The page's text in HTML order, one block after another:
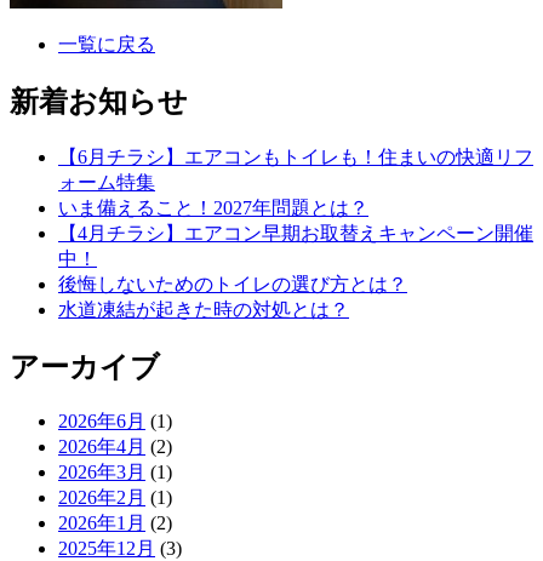
一覧に戻る
新着お知らせ
【6月チラシ】エアコンもトイレも！住まいの快適リフ
ォーム特集
いま備えること！2027年問題とは？
【4月チラシ】エアコン早期お取替えキャンペーン開催
中！
後悔しないためのトイレの選び方とは？
水道凍結が起きた時の対処とは？
アーカイブ
2026年6月 (1)
2026年4月 (2)
2026年3月 (1)
2026年2月 (1)
2026年1月 (2)
2025年12月 (3)